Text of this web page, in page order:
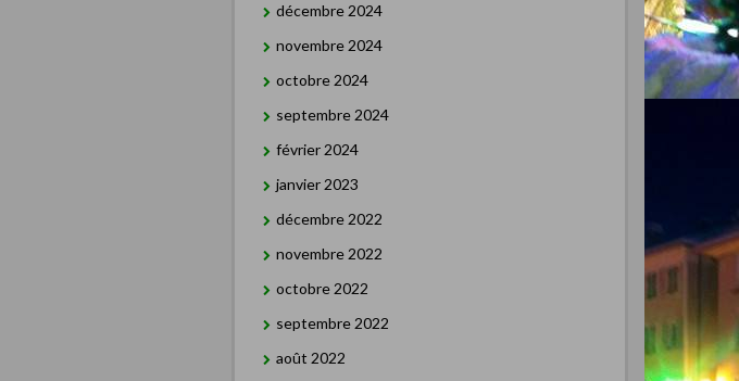
décembre 2024
novembre 2024
octobre 2024
septembre 2024
février 2024
janvier 2023
décembre 2022
novembre 2022
octobre 2022
septembre 2022
août 2022